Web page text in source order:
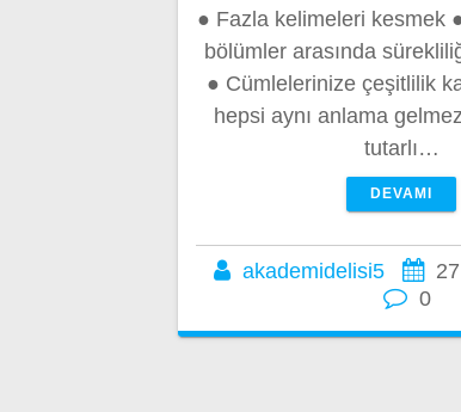
● Fazla kelimeleri kesmek
bölümler arasında
● Cümlelerinize çeşitlilik
hepsi aynı anlama
tutarlı…
DEVAMI
akademidelisi5
0